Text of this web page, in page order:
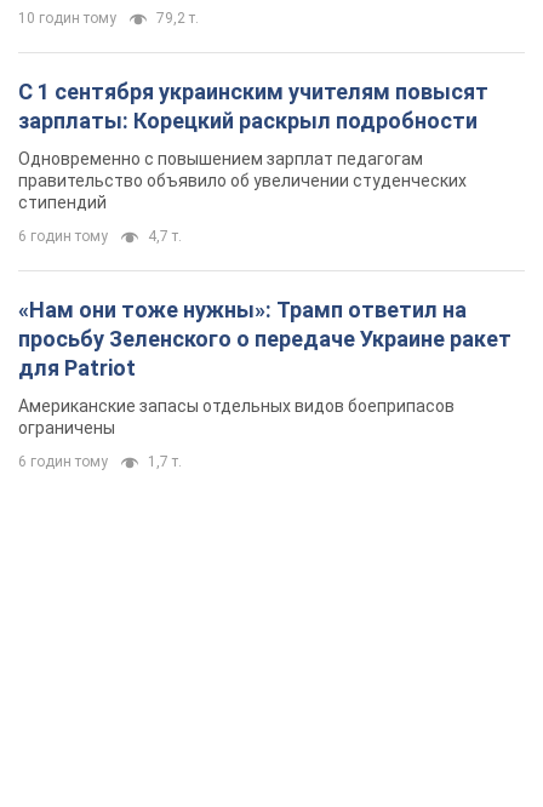
10 годин тому 79,2 т.
С 1 сентября украинским учителям повысят
зарплаты: Корецкий раскрыл подробности
Одновременно с повышением зарплат педагогам
правительство объявило об увеличении студенческих
стипендий
6 годин тому 4,7 т.
«Нам они тоже нужны»: Трамп ответил на
просьбу Зеленского о передаче Украине ракет
для Patriot
Американские запасы отдельных видов боеприпасов
ограничены
6 годин тому 1,7 т.